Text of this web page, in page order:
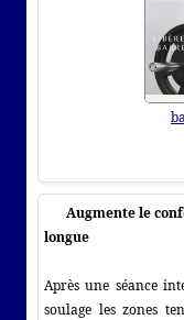
Augmente le
longue
Après une séance
soulage les zones